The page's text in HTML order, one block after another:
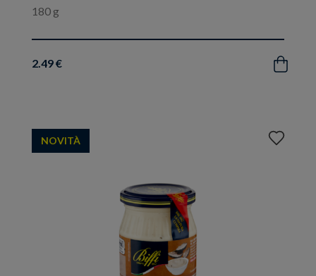
180 g
2.49 € Acquista
NOVITÀ
Aggiungi